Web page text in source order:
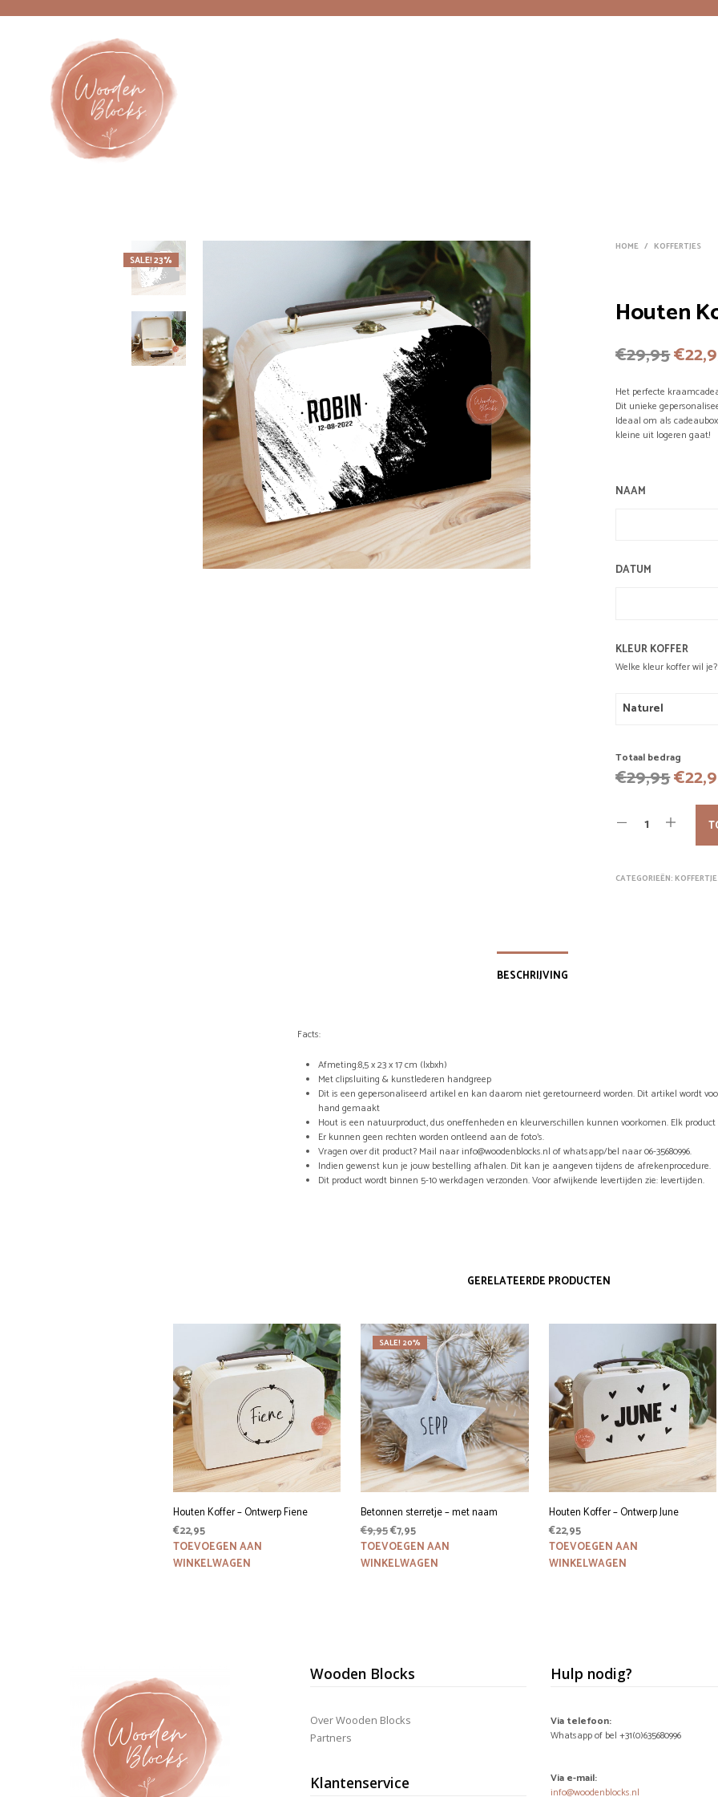
SALE! 23%
HOME / KOFFERTJES
Houten
€29,95
was:
€
Het perfecte
Dit unieke
Ideaal om als
kleine uit logeren gaat!
NAAM
DATUM
KLEUR KOFFER
Welke kleur koffer wil je?
Totaal bedrag
€29,95
prijs
was:
€
CATEGORIEËN:
BESCHRIJVING
Facts:
Afmeting:8,5 x 23 x 17 cm (lxbxh)
Met clipsluiting & kunstlederen handgreep
Dit is een gepersonaliseerd artikel en kan daarom niet geretourneerd worden. Dit artikel wordt
hand gemaakt
Hout is een natuurproduct, dus oneffenheden en kleurverschillen kunnen voorkomen. Elk
Er kunnen geen rechten worden ontleend aan de foto’s.
Vragen over dit product? Mail naar info@woodenblocks.nl of whatsapp/bel naar 06-35680996.
Indien gewenst kun je jouw bestelling afhalen. Dit kan je aangeven tijdens de afrekenprocedure.
Dit product wordt binnen 5-10 werkdagen verzonden. Voor afwijkende levertijden zie: levertijden.
GERELATEERDE PRODUCTEN
Houten Koffer – Ontwerp Fiene
€22,95
TOEVOEGEN AAN
WINKELWAGEN
SALE! 20%
Betonnen sterretje – met naam
€9,95Oorspronkelijke
prijs
was:
€7,95Huidige
prijs
is:
TOEVOEGEN AAN
WINKELWAGEN
Houten Koffer – Ontwerp June
€22,95
TOEVOEGEN AAN
WINKELWAGEN
Wooden Blocks
Over Wooden Blocks
Partners
Klantenservice
Hulp nodig?
Via telefoon:
Whatsapp of bel +31(0)635680996
Via e-mail:
info@woodenblocks.nl